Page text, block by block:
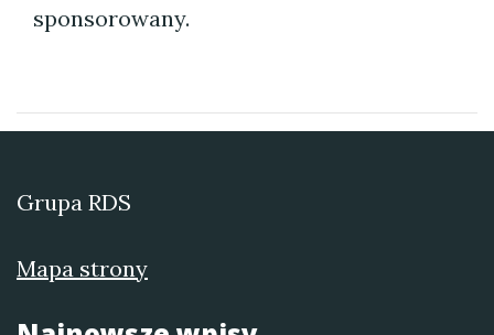
sponsorowany.
Grupa RDS
Mapa strony